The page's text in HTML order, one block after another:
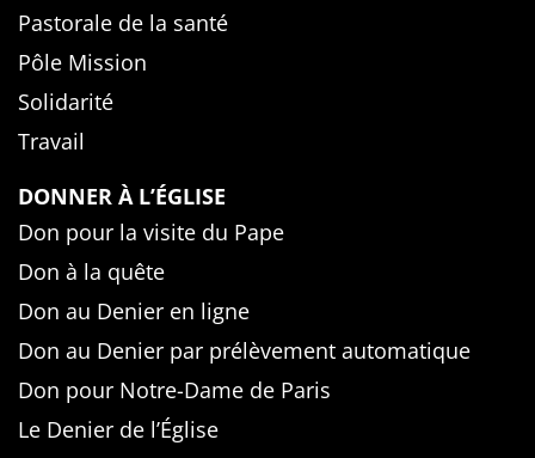
Pastorale de la santé
Pôle Mission
Solidarité
Travail
DONNER À L’ÉGLISE
Don pour la visite du Pape
Don à la quête
Don au Denier en ligne
Don au Denier par prélèvement automatique
Don pour Notre-Dame de Paris
Le Denier de l’Église